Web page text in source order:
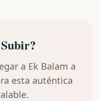
a Ek Balam a
esta auténtica